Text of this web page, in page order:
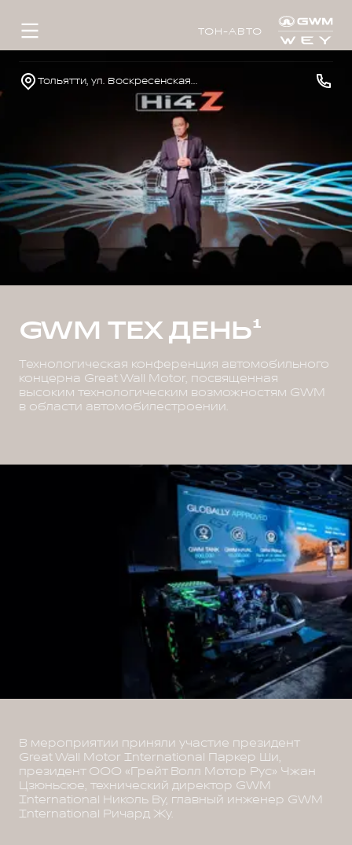
ТОН-АВТО
Тольятти, ул. Воскресенская, д. 16, стр. 1
GWM ТЕХ ДЕНЬ¹
Технологическая конференция автомобильного
концерна Great Wall Motor, посвященная
высоким технологическим возможностям GWM
в области автомобилестроении.
В мероприятии приняли участие президент
Great Wall Motor International Паркер Ши,
президент ООО «Грейт Волл Мотор Рус» Чжан
Цзюньсюе, технический директор GWM
International Николь Ву, главный инженер GWM
International Ричард Жу.